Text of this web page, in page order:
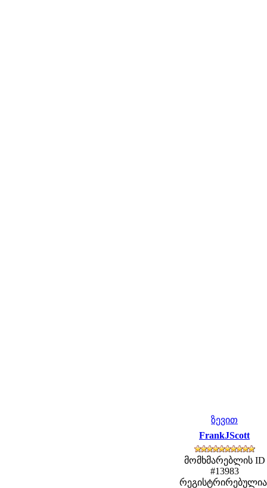
ზევით
FrankJScott
მომხმარებლის ID
#13983